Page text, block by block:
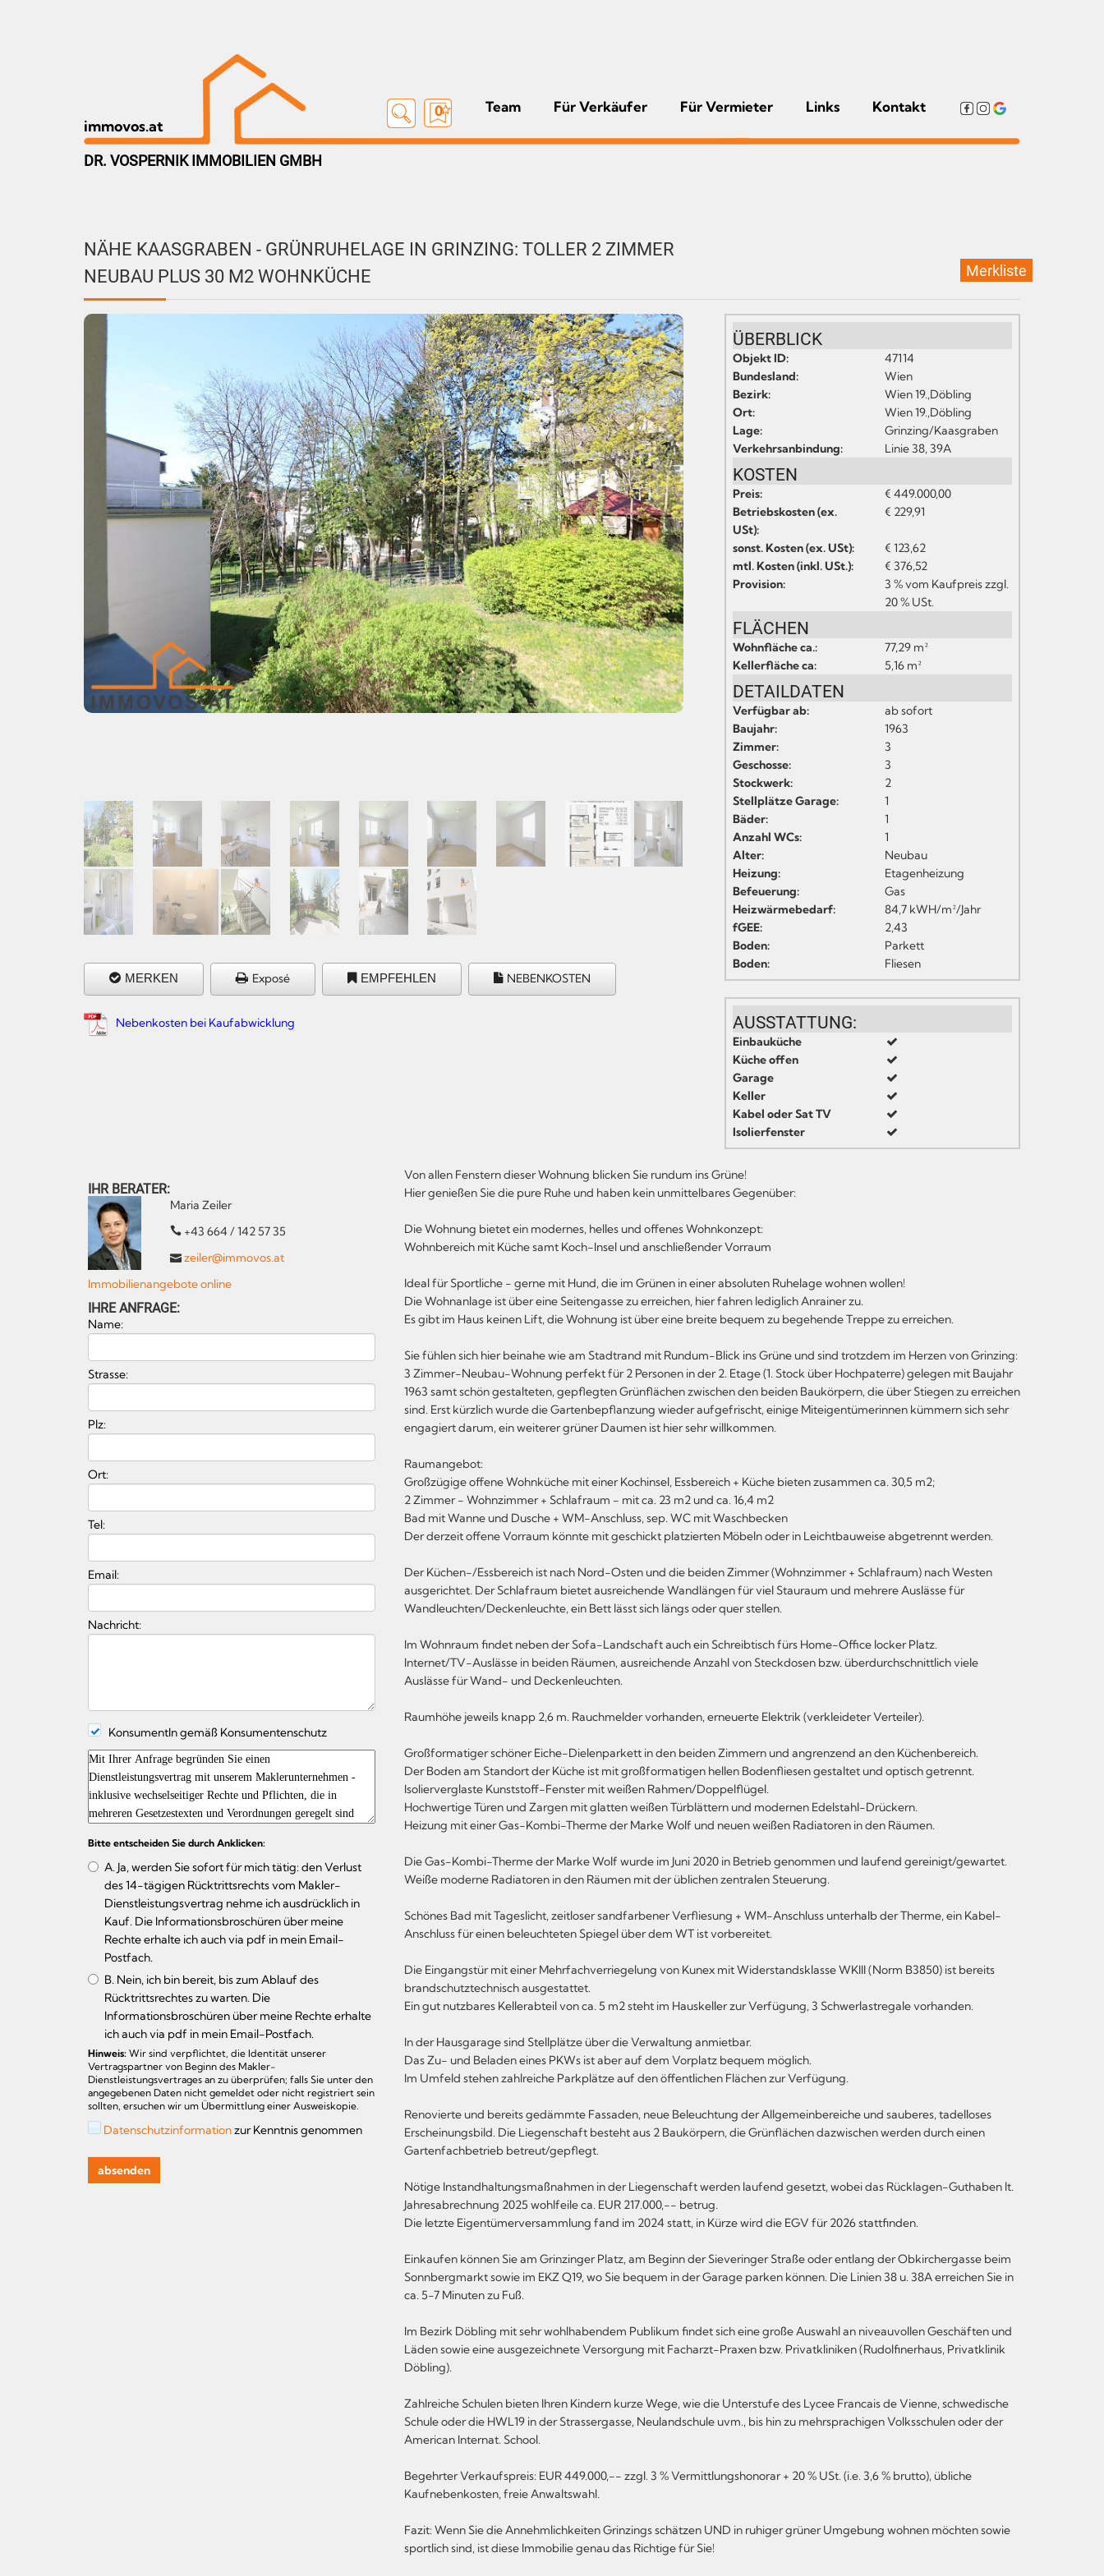
immovos.at
0 Team Für Verkäufer Für Vermieter Links Kontakt
DR. VOSPERNIK IMMOBILIEN GMBH
NÄHE KAASGRABEN - GRÜNRUHELAGE IN GRINZING: TOLLER 2 ZIMMER
NEUBAU PLUS 30 M2 WOHNKÜCHE
Merkliste
MERKEN Exposé EMPFEHLEN NEBENKOSTEN
Nebenkosten bei Kaufabwicklung
ÜBERBLICK
Objekt ID:
47114
Bundesland:
Wien
Bezirk:
Wien 19.,Döbling
Ort:
Wien 19.,Döbling
Lage:
Grinzing/Kaasgraben
Verkehrsanbindung:
Linie 38, 39A
KOSTEN
Preis:
€ 449.000,00
Betriebskosten (ex.
USt):
€ 229,91
sonst. Kosten (ex. USt):
€ 123,62
mtl. Kosten (inkl. USt.):
€ 376,52
Provision:
3 % vom Kaufpreis zzgl.
20 % USt.
FLÄCHEN
Wohnfläche ca.:
77,29 m²
Kellerfläche ca:
5,16 m²
DETAILDATEN
Verfügbar ab:
ab sofort
Baujahr:
1963
Zimmer:
3
Geschosse:
3
Stockwerk:
2
Stellplätze Garage:
1
Bäder:
1
Anzahl WCs:
1
Alter:
Neubau
Heizung:
Etagenheizung
Befeuerung:
Gas
Heizwärmebedarf:
84,7 kWH/m²/Jahr
fGEE:
2,43
Boden:
Parkett
Boden:
Fliesen
AUSSTATTUNG:
Einbauküche
Küche offen
Garage
Keller
Kabel oder Sat TV
Isolierfenster
IHR BERATER:
Maria Zeiler
+43 664 / 142 57 35
zeiler@immovos.at
Immobilienangebote online
IHRE ANFRAGE:
Name:
Strasse:
Plz:
Ort:
Tel:
Email:
Nachricht:
KonsumentIn gemäß Konsumentenschutz
Bitte entscheiden Sie durch Anklicken:
A. Ja, werden Sie sofort für mich tätig: den Verlust
des 14-tägigen Rücktrittsrechts vom Makler-
Dienstleistungsvertrag nehme ich ausdrücklich in
Kauf. Die Informationsbroschüren über meine
Rechte erhalte ich auch via pdf in mein Email-
Postfach.
B. Nein, ich bin bereit, bis zum Ablauf des
Rücktrittsrechtes zu warten. Die
Informationsbroschüren über meine Rechte erhalte
ich auch via pdf in mein Email-Postfach.
Hinweis: Wir sind verpflichtet, die Identität unserer
Vertragspartner von Beginn des Makler-
Dienstleistungsvertrages an zu überprüfen; falls Sie unter den
angegebenen Daten nicht gemeldet oder nicht registriert sein
sollten, ersuchen wir um Übermittlung einer Ausweiskopie.
Datenschutzinformationzur Kenntnis genommen
Von allen Fenstern dieser Wohnung blicken Sie rundum ins Grüne!
Hier genießen Sie die pure Ruhe und haben kein unmittelbares Gegenüber:
Die Wohnung bietet ein modernes, helles und offenes Wohnkonzept:
Wohnbereich mit Küche samt Koch-Insel und anschließender Vorraum
Ideal für Sportliche - gerne mit Hund, die im Grünen in einer absoluten Ruhelage wohnen wollen!
Die Wohnanlage ist über eine Seitengasse zu erreichen, hier fahren lediglich Anrainer zu.
Es gibt im Haus keinen Lift, die Wohnung ist über eine breite bequem zu begehende Treppe zu erreichen.
Sie fühlen sich hier beinahe wie am Stadtrand mit Rundum-Blick ins Grüne und sind trotzdem im Herzen von Grinzing:
3 Zimmer-Neubau-Wohnung perfekt für 2 Personen in der 2. Etage (1. Stock über Hochpaterre) gelegen mit Baujahr
1963 samt schön gestalteten, gepflegten Grünflächen zwischen den beiden Baukörpern, die über Stiegen zu erreichen
sind. Erst kürzlich wurde die Gartenbepflanzung wieder aufgefrischt, einige Miteigentümerinnen kümmern sich sehr
engagiert darum, ein weiterer grüner Daumen ist hier sehr willkommen.
Raumangebot:
Großzügige offene Wohnküche mit einer Kochinsel, Essbereich + Küche bieten zusammen ca. 30,5 m2;
2 Zimmer - Wohnzimmer + Schlafraum - mit ca. 23 m2 und ca. 16,4 m2
Bad mit Wanne und Dusche + WM-Anschluss, sep. WC mit Waschbecken
Der derzeit offene Vorraum könnte mit geschickt platzierten Möbeln oder in Leichtbauweise abgetrennt werden.
Der Küchen-/Essbereich ist nach Nord-Osten und die beiden Zimmer (Wohnzimmer + Schlafraum) nach Westen
ausgerichtet. Der Schlafraum bietet ausreichende Wandlängen für viel Stauraum und mehrere Auslässe für
Wandleuchten/Deckenleuchte, ein Bett lässt sich längs oder quer stellen.
Im Wohnraum findet neben der Sofa-Landschaft auch ein Schreibtisch fürs Home-Office locker Platz.
Internet/TV-Auslässe in beiden Räumen, ausreichende Anzahl von Steckdosen bzw. überdurchschnittlich viele
Auslässe für Wand- und Deckenleuchten.
Raumhöhe jeweils knapp 2,6 m. Rauchmelder vorhanden, erneuerte Elektrik (verkleideter Verteiler).
Großformatiger schöner Eiche-Dielenparkett in den beiden Zimmern und angrenzend an den Küchenbereich.
Der Boden am Standort der Küche ist mit großformatigen hellen Bodenfliesen gestaltet und optisch getrennt.
Isolierverglaste Kunststoff-Fenster mit weißen Rahmen/Doppelflügel.
Hochwertige Türen und Zargen mit glatten weißen Türblättern und modernen Edelstahl-Drückern.
Heizung mit einer Gas-Kombi-Therme der Marke Wolf und neuen weißen Radiatoren in den Räumen.
Die Gas-Kombi-Therme der Marke Wolf wurde im Juni 2020 in Betrieb genommen und laufend gereinigt/gewartet.
Weiße moderne Radiatoren in den Räumen mit der üblichen zentralen Steuerung.
Schönes Bad mit Tageslicht, zeitloser sandfarbener Verfliesung + WM-Anschluss unterhalb der Therme, ein Kabel-
Anschluss für einen beleuchteten Spiegel über dem WT ist vorbereitet.
Die Eingangstür mit einer Mehrfachverriegelung von Kunex mit Widerstandsklasse WKIII (Norm B3850) ist bereits
brandschutztechnisch ausgestattet.
Ein gut nutzbares Kellerabteil von ca. 5 m2 steht im Hauskeller zur Verfügung, 3 Schwerlastregale vorhanden.
In der Hausgarage sind Stellplätze über die Verwaltung anmietbar.
Das Zu- und Beladen eines PKWs ist aber auf dem Vorplatz bequem möglich.
Im Umfeld stehen zahlreiche Parkplätze auf den öffentlichen Flächen zur Verfügung.
Renovierte und bereits gedämmte Fassaden, neue Beleuchtung der Allgemeinbereiche und sauberes, tadelloses
Erscheinungsbild. Die Liegenschaft besteht aus 2 Baukörpern, die Grünflächen dazwischen werden durch einen
Gartenfachbetrieb betreut/gepflegt.
Nötige Instandhaltungsmaßnahmen in der Liegenschaft werden laufend gesetzt, wobei das Rücklagen-Guthaben lt.
Jahresabrechnung 2025 wohlfeile ca. EUR 217.000,-- betrug.
Die letzte Eigentümerversammlung fand im 2024 statt, in Kürze wird die EGV für 2026 stattfinden.
Einkaufen können Sie am Grinzinger Platz, am Beginn der Sieveringer Straße oder entlang der Obkirchergasse beim
Sonnbergmarkt sowie im EKZ Q19, wo Sie bequem in der Garage parken können. Die Linien 38 u. 38A erreichen Sie in
ca. 5-7 Minuten zu Fuß.
Im Bezirk Döbling mit sehr wohlhabendem Publikum findet sich eine große Auswahl an niveauvollen Geschäften und
Läden sowie eine ausgezeichnete Versorgung mit Facharzt-Praxen bzw. Privatkliniken (Rudolfinerhaus, Privatklinik
Döbling).
Zahlreiche Schulen bieten Ihren Kindern kurze Wege, wie die Unterstufe des Lycee Francais de Vienne, schwedische
Schule oder die HWL19 in der Strassergasse, Neulandschule uvm., bis hin zu mehrsprachigen Volksschulen oder der
American Internat. School.
Begehrter Verkaufspreis: EUR 449.000,-- zzgl. 3 % Vermittlungshonorar + 20 % USt. (i.e. 3,6 % brutto), übliche
Kaufnebenkosten, freie Anwaltswahl.
Fazit: Wenn Sie die Annehmlichkeiten Grinzings schätzen UND in ruhiger grüner Umgebung wohnen möchten sowie
sportlich sind, ist diese Immobilie genau das Richtige für Sie!